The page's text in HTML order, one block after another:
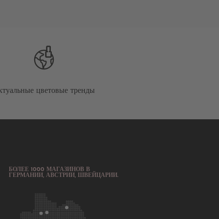
цветовые тренды
БОЛЕЕ 1000 МАГАЗИНОВ В
ГЕРМАНИИ, АВСТРИИ, ШВЕЙЦАРИИ.